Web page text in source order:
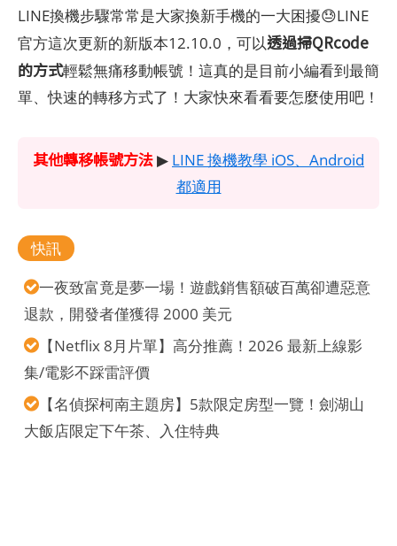
LINE換機步驟常常是大家換新手機的一大困擾😓LINE
官方這次更新的新版本12.10.0，可以透過掃QRcode
的方式輕鬆無痛移動帳號！這真的是目前小編看到最簡
單、快速的轉移方式了！大家快來看看要怎麼使用吧！
其他轉移帳號方法▶ LINE 換機教學 iOS、Android
都適用
快訊
一夜致富竟是夢一場！遊戲銷售額破百萬卻遭惡意
退款，開發者僅獲得 2000 美元
【Netflix 8月片單】高分推薦！2026 最新上線影
集/電影不踩雷評價
【名偵探柯南主題房】5款限定房型一覽！劍湖山
大飯店限定下午茶、入住特典